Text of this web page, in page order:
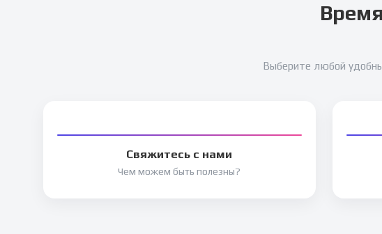
Выберите любой
Свяжитесь с нами
Чем можем быть полезны?